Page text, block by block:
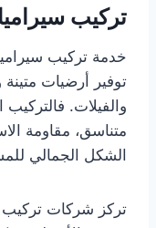
تركيب
خدمة تركيب
توفير أرضيات
والفيلات.
متناسق، مقاومة
الشكل الجمالي
تركز شركات تركيب